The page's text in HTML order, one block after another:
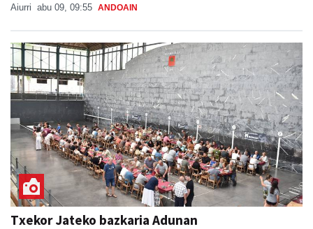
Aiurri abu 09, 09:55 ANDOAIN
Txekor Jateko bazkaria Adunan